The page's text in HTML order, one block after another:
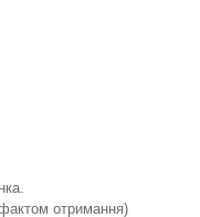
отримання)